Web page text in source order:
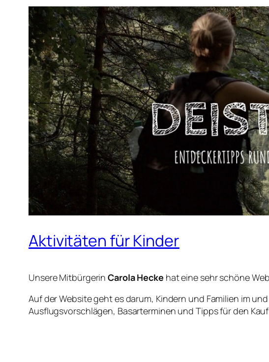
Aktivitäten für Kinder
Unsere Mitbürgerin Carola Hecke hat eine sehr schöne
Auf der Website geht es darum, Kindern und Familien im
Ausflugsvorschlägen, Basarterminen und Tipps für den